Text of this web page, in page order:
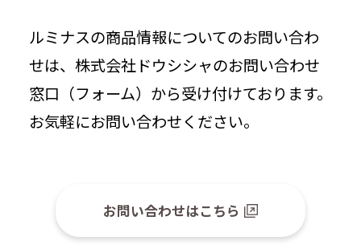
ルミナスの商品情報についてのお問い合わ
せは、株式会社ドウシシャのお問い合わせ
窓口（フォーム）から受け付けております。
お気軽にお問い合わせください。
お問い合わせはこちら